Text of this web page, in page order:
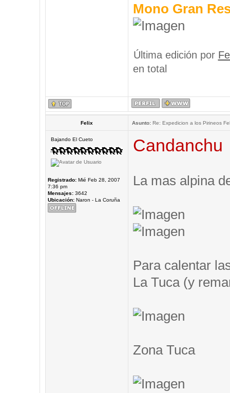
Mono Gran
Última edición por
en total
Felix Asunto:Re: Expedicion a los Pirineos
Bajando El Cueto
Registrado:Mié Feb 28, 2007
7:36 pm
Mensajes:3642
Ubicación:Naron - La Coruña
Candanchu
La mas alpina
Para calentar
La Tuca (y
Zona Tuca